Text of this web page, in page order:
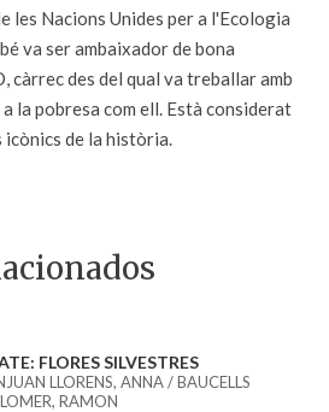
les Nacions Unides per a l'Ecologia
va ser ambaixador de bona
càrrec des del qual va treballar amb
la pobresa com ell. Està considerat
de la història.
FLORES SILVESTRES
LLORENS, ANNA / BAUCELLS
RAMON